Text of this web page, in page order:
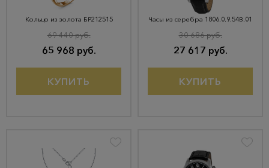
Кольцо из золота БР212515
65 968 руб.
69 440 руб.
КУПИТЬ
Часы из серебра 1806.0.9.54B.01
27 617 руб.
30 686 руб.
КУПИТЬ